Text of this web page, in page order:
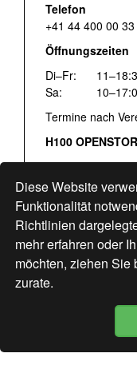
Diese Website
Funktionalität
Richtlinien
mehr erfahren oder
möchten, ziehen Sie
zurate.
Telefon
+41 44 400 00 33
Öffnungszeiten
Di–Fr:
Sa:
Termine nach
H100
Fr:
Sa:
Hohlstrasse 122